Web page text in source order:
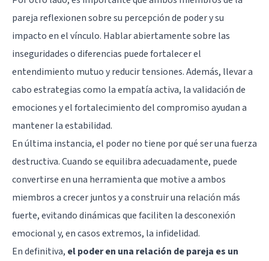
pareja reflexionen sobre su percepción de poder y su
impacto en el vínculo. Hablar abiertamente sobre las
inseguridades o diferencias puede fortalecer el
entendimiento mutuo y reducir tensiones. Además, llevar a
cabo estrategias como la empatía activa, la validación de
emociones y el fortalecimiento del compromiso ayudan a
mantener la estabilidad.
En última instancia, el poder no tiene por qué ser una fuerza
destructiva. Cuando se equilibra adecuadamente, puede
convertirse en una herramienta que motive a ambos
miembros a crecer juntos y a construir una relación más
fuerte, evitando dinámicas que faciliten la desconexión
emocional y, en casos extremos, la infidelidad.
En definitiva, el poder en una relación de pareja es un